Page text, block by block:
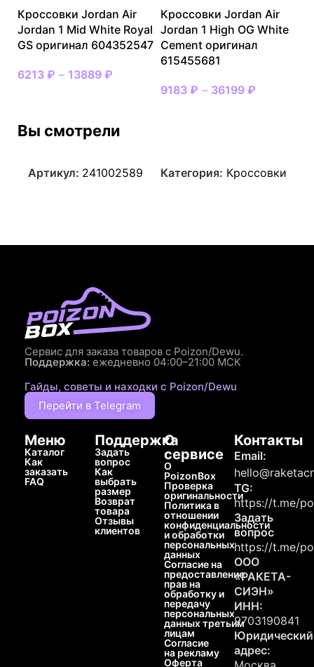
Кроссовки Jordan Air
Jordan 1 Mid White Royal
GS оригинал 604352547
6213 ₽ – 13889 ₽
Кроссовки Jordan Air
Jordan 1 High OG White
Cement оригинал
615455681
9183 ₽ – 36199 ₽
Вы смотрели
Артикул: 241002589 Категория: Кроссовки
Сервис для заказа товаров с Poizon/Dewu.
Поддержка: ежедневно 04:00–21:00 МСК
Гайды, советы и находки с Poizon/Dewu
Перейти в Telegram
Меню
Каталог
Как
заказать
FAQ
Поддержка
Задать
вопрос
Как
выбрать
размер
Возврат
товара
Отзывы
клиентов
О
сервисе
О
PoizonBox
Проверка
оригинальности
Политика в
отношении
конфиденциальности
и обработки
персональных
данных
Согласие на
предоставление
прав на
обработку и
передачу
персональных
данных третьим
лицам
Согласие
на рекламу
Оферта
Контакты
Email:
TG:
https://t.me/
Задать
вопрос
https://t.me/
ООО
«РАКЕТА-
СИЭН»
ИНН:
9703190841
Юридический
адрес: